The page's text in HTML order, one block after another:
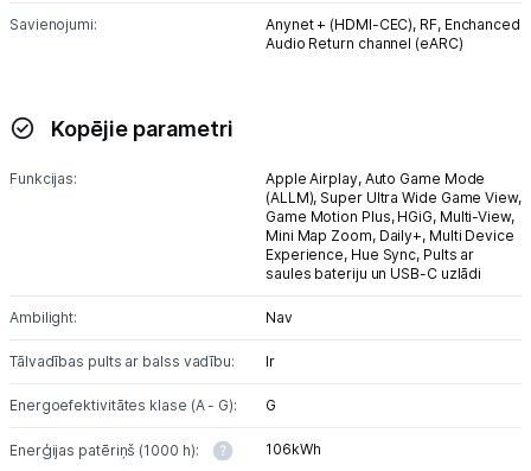
Savienojumi: Anynet + (HDMI-CEC), RF, Enchanced
Audio Return channel (eARC)
Kopējie parametri
Funkcijas: Apple Airplay, Auto Game Mode
(ALLM), Super Ultra Wide Game View,
Game Motion Plus, HGiG, Multi-View,
Mini Map Zoom, Daily+, Multi Device
Experience, Hue Sync, Pults ar
saules bateriju un USB-C uzlādi
Ambilight: Nav
Tālvadības pults ar balss vadību: Ir
Energoefektivitātes klase (A - G): G
Enerģijas patēriņš (1000 h): 106kWh